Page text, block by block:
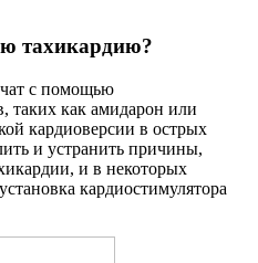
тахикардию?
с помощью
таких как амидарон или
кардиоверсии в острых
и устранить причины,
и в некоторых
кардиостимулятора